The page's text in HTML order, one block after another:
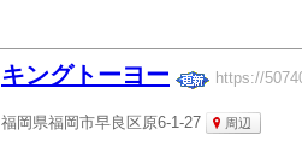
キングトーヨー https://
福岡県福岡市早良区原6-1-27 周辺